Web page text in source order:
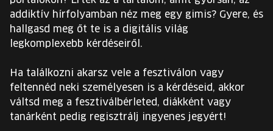
addiktív hírfolyamban néz meg egy gimis? Gyere, és
hallgasd meg őt te is a digitális világ
legkomplexebb kérdéseiről.
Ha találkozni akarsz vele a fesztiválon vagy
feltennéd neki személyesen is a kérdéseid, akkor
váltsd meg a fesztiválbérleted, diákként vagy
tanárként pedig regisztrálj ingyenes jegyért!